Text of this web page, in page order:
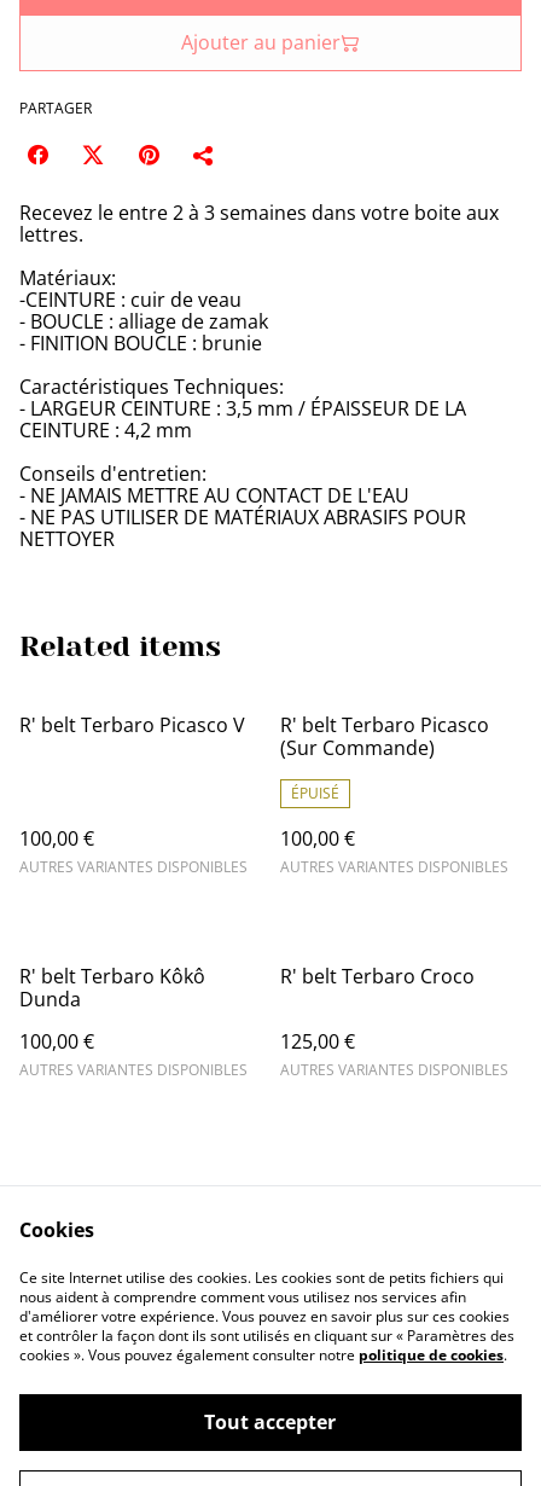
Ajouter au panier
PARTAGER
Recevez le entre 2 à 3 semaines dans votre boite aux
lettres.
Matériaux:
-CEINTURE : cuir de veau
- BOUCLE : alliage de zamak
- FINITION BOUCLE : brunie
Caractéristiques Techniques:
- LARGEUR CEINTURE : 3,5 mm / ÉPAISSEUR DE LA
CEINTURE : 4,2 mm
Conseils d'entretien:
- NE JAMAIS METTRE AU CONTACT DE L'EAU
- NE PAS UTILISER DE MATÉRIAUX ABRASIFS POUR
NETTOYER
Related items
R' belt Terbaro Picasco V
100,00 €
AUTRES VARIANTES DISPONIBLES
R' belt Terbaro Picasco
(Sur Commande)
ÉPUISÉ
100,00 €
AUTRES VARIANTES DISPONIBLES
R' belt Terbaro Kôkô
Dunda
100,00 €
AUTRES VARIANTES DISPONIBLES
R' belt Terbaro Croco
125,00 €
AUTRES VARIANTES DISPONIBLES
Contact Us
Legal Terms
Privacy Policy
Cookie Policy
©2026Terbaro's Style
Cookies
Ce site Internet utilise des cookies. Les cookies sont de petits fichiers qui
nous aident à comprendre comment vous utilisez nos services afin
d'améliorer votre expérience. Vous pouvez en savoir plus sur ces cookies
et contrôler la façon dont ils sont utilisés en cliquant sur « Paramètres des
cookies ». Vous pouvez également consulter notre politique de cookies.
Tout accepter